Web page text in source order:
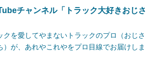
チャンネル「トラック大好きおじさ
クを愛してやまないトラックのプロ（おじさ
）が、あれやこれやをプロ目線でお届けしま